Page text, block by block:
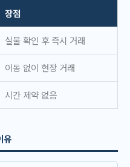
장점
실물 확인 후 즉시 거래
이동 없이 현장 거래
시간 제약 없음
유